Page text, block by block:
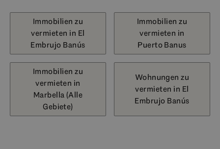
Immobilien zu
vermieten in El
Embrujo Banús
Immobilien zu
vermieten in
Puerto Banus
Immobilien zu
vermieten in
Marbella (Alle
Gebiete)
Wohnungen zu
vermieten in El
Embrujo Banús